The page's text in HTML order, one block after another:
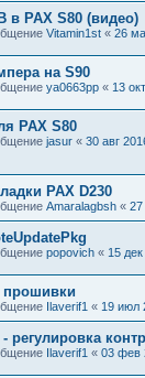
в PAX S80 (видео)
Vitamin1st « 26
на S90
ya0663pp « 13
PAX S80
jasur « 30 авг
PAX D230
Amaralagbsh « 27
popovich « 15
прошивки
Ilaverif1 « 19 июл
регулировка
Ilaverif1 « 03 фев